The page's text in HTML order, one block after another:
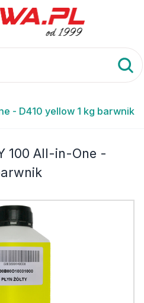
- D410 yellow 1 kg barwnik
100 All-in-One -